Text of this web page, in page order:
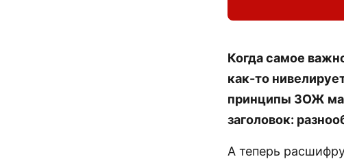
Когда самое
как-то
принципы ЗОЖ
заголовок:
А теперь